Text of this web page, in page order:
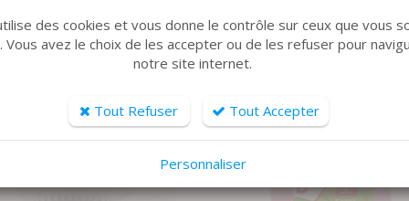
de produits, découvrez également ces produits
des cookies et vous donne le contrôle sur ceux que vous
Vous avez le choix de les accepter ou de les refuser pour
notre site internet.
Tout Refuser Tout Accepter
Personnaliser